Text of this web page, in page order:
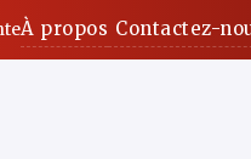
À propos Contactez-